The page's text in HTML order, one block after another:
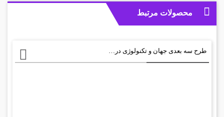
محصولات مرتبط